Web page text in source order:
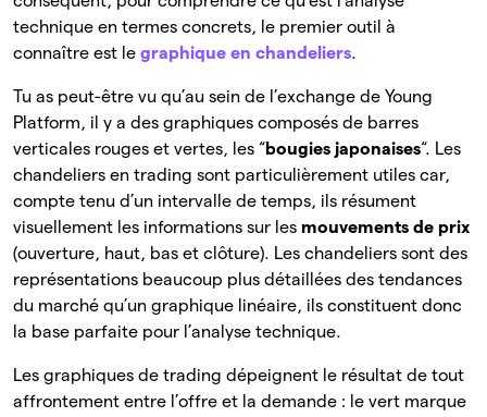
technique en termes concrets, le premier outil à
connaître est le graphique en chandeliers.
Tu as peut-être vu qu’au sein de l’exchange de Young
Platform, il y a des graphiques composés de barres
verticales rouges et vertes, les “bougies japonaises“. Les
chandeliers en trading sont particulièrement utiles car,
compte tenu d’un intervalle de temps, ils résument
visuellement les informations sur les mouvements de prix
(ouverture, haut, bas et clôture). Les chandeliers sont des
représentations beaucoup plus détaillées des tendances
du marché qu’un graphique linéaire, ils constituent donc
la base parfaite pour l’analyse technique.
Les graphiques de trading dépeignent le résultat de tout
affrontement entre l’offre et la demande : le vert marque